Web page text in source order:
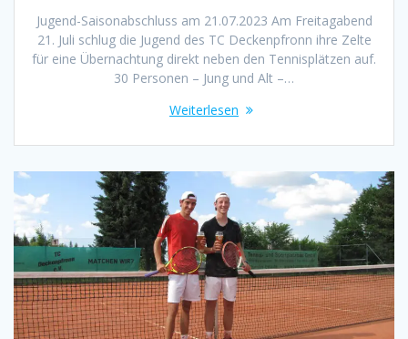
Jugend-Saisonabschluss am 21.07.2023 Am Freitagabend
21. Juli schlug die Jugend des TC Deckenpfronn ihre Zelte
für eine Übernachtung direkt neben den Tennisplätzen auf.
30 Personen – Jung und Alt –…
Weiterlesen